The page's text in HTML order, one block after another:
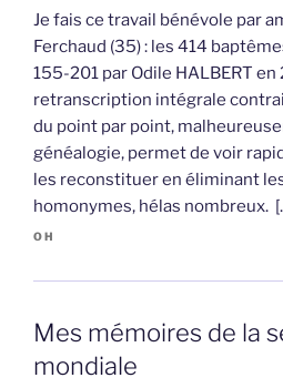
Je fais ce travail bénévole par
Ferchaud (35) : les 414
155-201 par Odile HALBERT en
retranscription intégrale
du point par point,
généalogie, permet de voir
les reconstituer en éliminant
homonymes, hélas nombreux.
OH
Mes mémoires de la
mondiale